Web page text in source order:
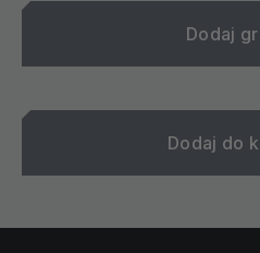
Dodaj
Dodaj do